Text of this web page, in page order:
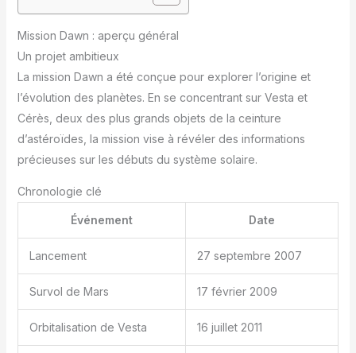
Mission Dawn : aperçu général
Un projet ambitieux
La mission Dawn a été conçue pour explorer l’origine et
l’évolution des planètes. En se concentrant sur Vesta et
Cérès, deux des plus grands objets de la ceinture
d’astéroïdes, la mission vise à révéler des informations
précieuses sur les débuts du système solaire.
Chronologie clé
Événement Date
Lancement 27 septembre 2007
Survol de Mars 17 février 2009
Orbitalisation de Vesta 16 juillet 2011